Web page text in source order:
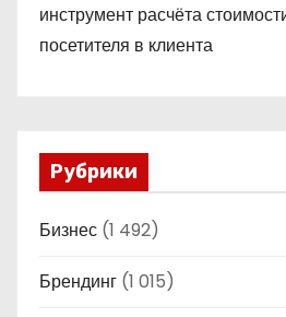
инструмент расчёта
посетителя в клиента
Рубрики
Бизнес (1 492)
Брендинг (1 015)